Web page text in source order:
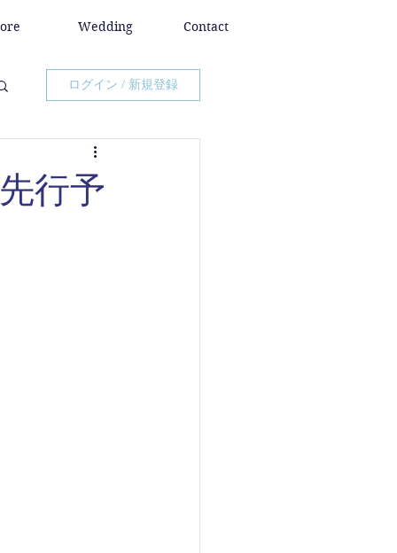
Wedding Contact
ログイン / 新規登録
行予